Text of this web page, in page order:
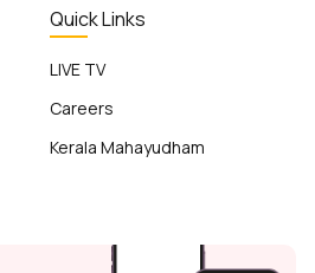
Quick Links
LIVE TV
Careers
Kerala Mahayudham